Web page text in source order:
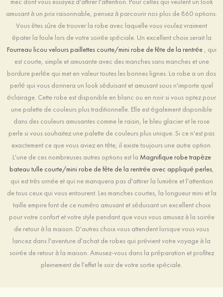
amusant à un prix raisonnable, pensez à parcourir nos plus de 860 options.
Vous êtes sûre de trouver la robe avec laquelle vous voulez vraiment
épater la foule lors de votre soirée spéciale. Un excellent choix serait la
Fourreau licou velours paillettes courte/mini robe de fête de la rentrée , qui
est courte, simple et amusante avec des manches sans manches et une
bordure perlée qui met en valeur toutes les bonnes lignes. La robe a un dos
perlé qui vous donnera un look séduisant et amusant sous n'importe quel
éclairage. Cette robe est disponible en blanc ou en noir si vous optez pour
une palette de couleurs plus traditionnelle. Elle est également disponible
dans des couleurs amusantes comme le raisin, le bleu glacier et le rose
perle si vous souhaitez une palette de couleurs plus unique. Si ce n'est pas
exactement ce que vous aviez en tête, il existe toujours une autre option.
L'une de ces nombreuses autres options est la Magnifique robe trapèze
bateau tulle courte/mini robe de fête de la rentrée avec appliqué perles,
qui est très ornée et qui ne manquera pas d'attirer la lumière et l'attention
de tous ceux qui vous entourent. Les manches courtes, la longueur mini et la
taille empire font de ce numéro amusant et séduisant un excellent choix
pour votre confort et votre style pendant que vous vous amusez à la soirée
de retour à la maison. D'autres choix vous attendent lorsque vous vous
lancez dans l'aventure d'achat de robes qui prévient votre voyage à la
soirée de retour à la maison. Amusez-vous dans la préparation et profitez
pleinement de l'effet le soir de votre sortie spéciale.